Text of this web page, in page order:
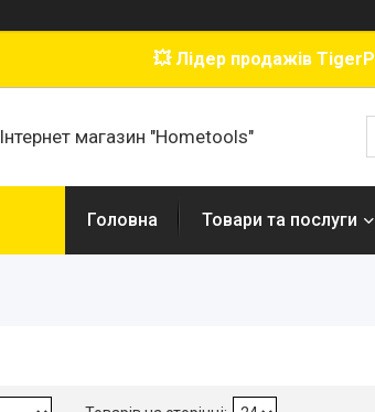
💥 Лідер продажів
Інтернет магазин "Hometools"
Головна Товари та послуги